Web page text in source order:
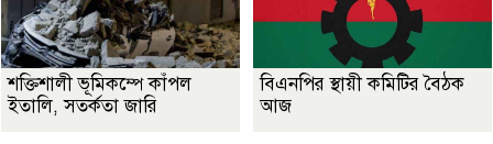
শক্তিশালী ভূমিকম্পে কাঁপল
ইতালি, সতর্কতা জারি
বিএনপির স্থায়ী কমিটির বৈঠক
আজ